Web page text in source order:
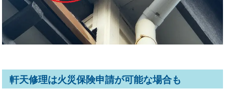
軒天修理は火災保険申請が可能な場合も